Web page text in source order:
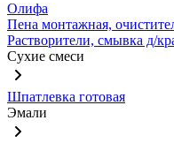
Олифа
Пена монтажная,
Растворители, смывка д/
Сухие смеси
Шпатлевка готовая
Эмали